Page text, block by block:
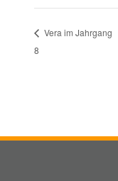
Vera im Jahrgang
8